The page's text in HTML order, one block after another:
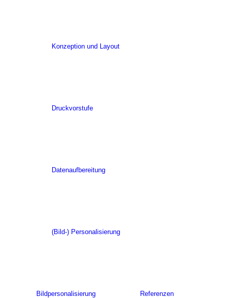
Konzeption und Layout
Druckvorstufe
Datenaufbereitung
(Bild-) Personalisierung
Bildpersonalisierung Referenzen